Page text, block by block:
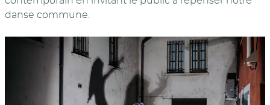
danse commune.